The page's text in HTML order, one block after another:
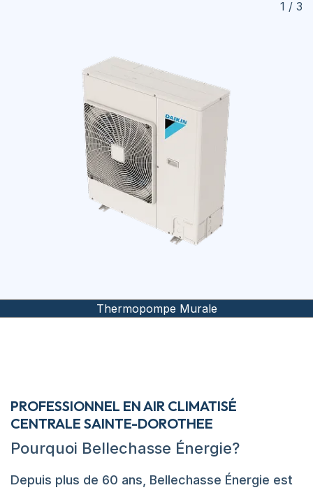
1 / 3
Thermopompe Murale
PROFESSIONNEL EN AIR CLIMATISÉ
CENTRALE SAINTE-DOROTHEE
Pourquoi Bellechasse Énergie?
Depuis plus de 60 ans, Bellechasse Énergie est